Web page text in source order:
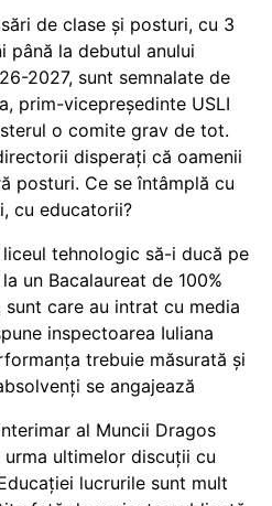
de clase și posturi, cu 3
până la debutul anului
2027, sunt semnalate de
prim-vicepreședinte USLI
o comite grav de tot.
disperați că oamenii
posturi. Ce se întâmplă cu
cu educatorii?
tehnologic să-i ducă pe
un Bacalaureat de 100%
sunt care au intrat cu media
inspectoarea Iuliana
trebuie măsurată și
se angajează
al Muncii Dragos
urma ultimelor discuții cu
lucrurile sunt mult